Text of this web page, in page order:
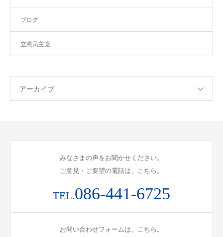
ブログ
立憲民主党
アーカイブ
みなさまの声をお聞かせください。
ご意見・ご要望の電話は、こちら。
TEL.086-441-6725
お問い合わせフォームは、こちら。